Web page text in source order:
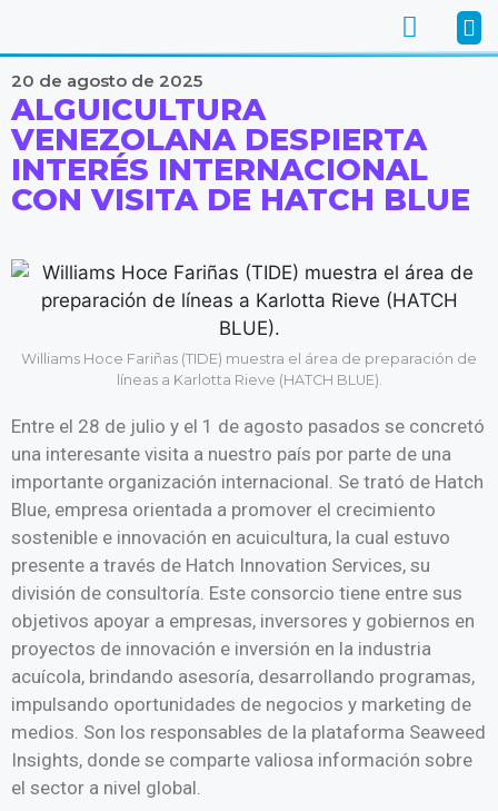
20 de agosto de 2025
ALGUICULTURA
VENEZOLANA DESPIERTA
INTERÉS INTERNACIONAL
CON VISITA DE HATCH BLUE
Williams Hoce Fariñas (TIDE) muestra el área de preparación de
líneas a Karlotta Rieve (HATCH BLUE).
Entre el 28 de julio y el 1 de agosto pasados se concretó
una interesante visita a nuestro país por parte de una
importante organización internacional. Se trató de Hatch
Blue, empresa orientada a promover el crecimiento
sostenible e innovación en acuicultura, la cual estuvo
presente a través de Hatch Innovation Services, su
división de consultoría. Este consorcio tiene entre sus
objetivos apoyar a empresas, inversores y gobiernos en
proyectos de innovación e inversión en la industria
acuícola, brindando asesoría, desarrollando programas,
impulsando oportunidades de negocios y marketing de
medios. Son los responsables de la plataforma Seaweed
Insights, donde se comparte valiosa información sobre
el sector a nivel global.